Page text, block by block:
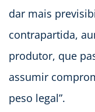
dar mais
contrapartida,
produtor, que
assumir
peso legal”.